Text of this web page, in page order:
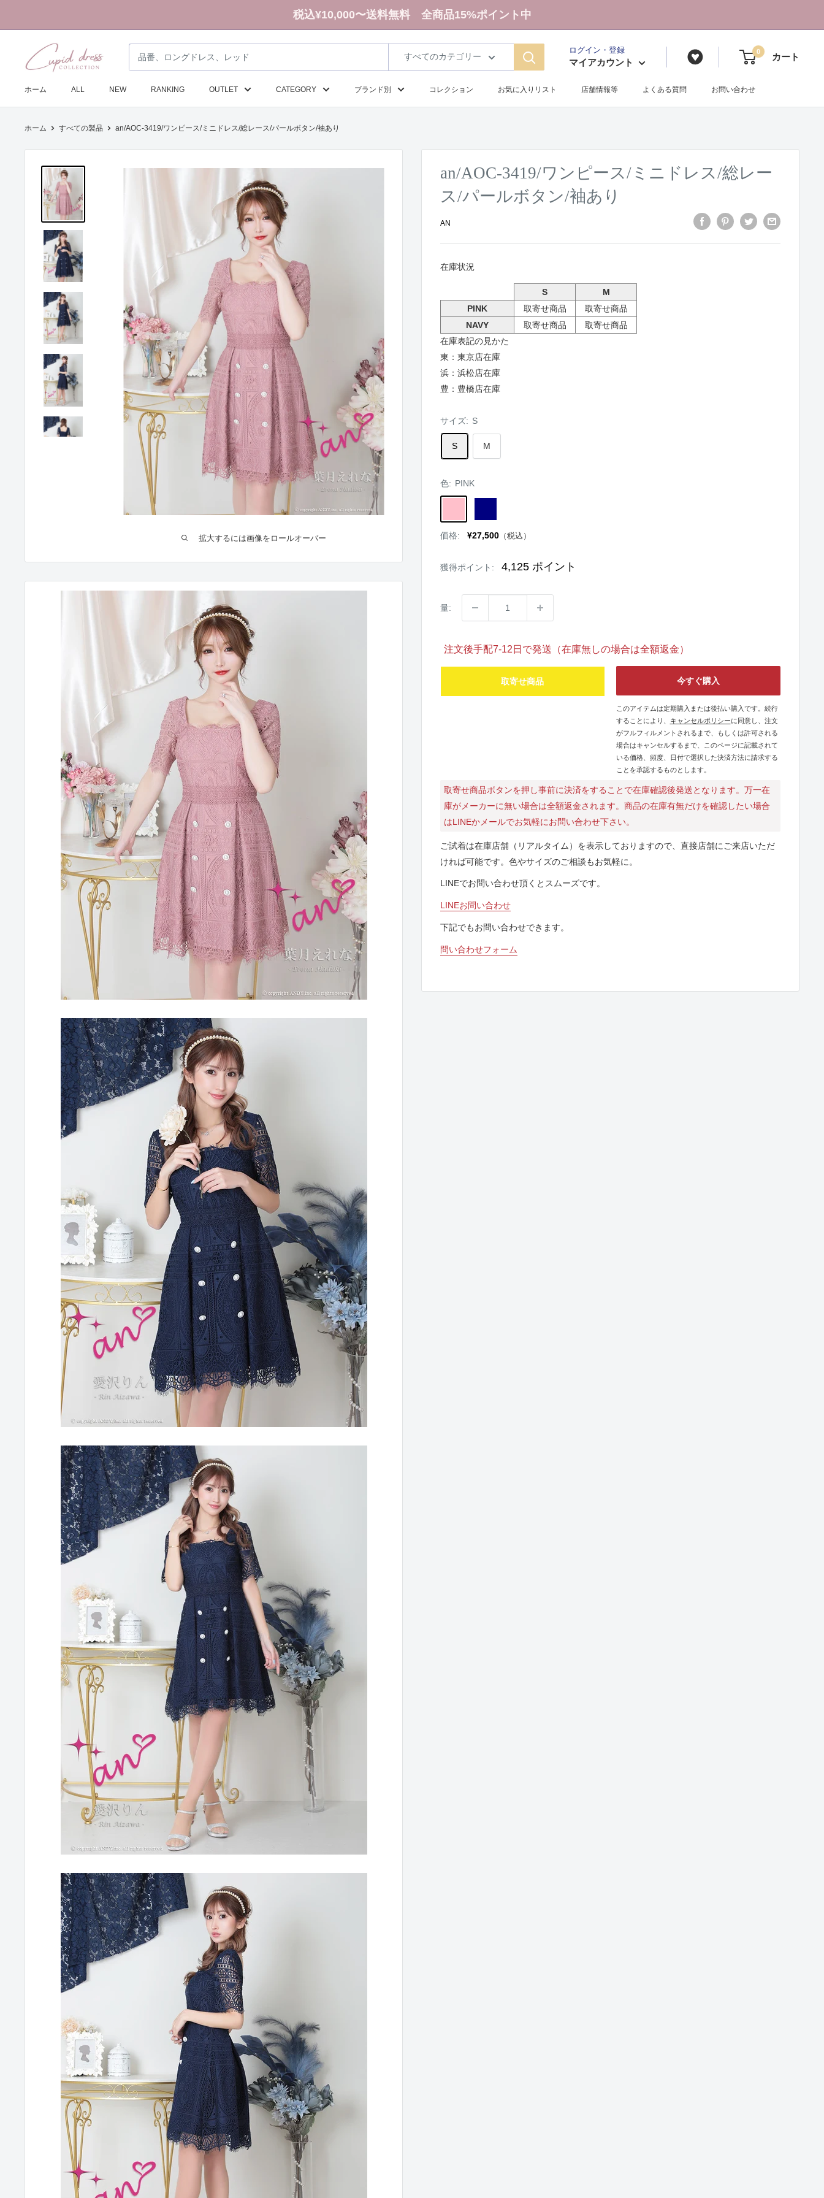
税込¥10,000〜送料無料 全商品15%ポイント中
ピ
ス
すべてのカテゴリー
ログイン・登録
マイアカウント
0 カート
ホーム ALL NEW RANKING OUTLET CATEGORY ブランド別 コレクション お気に入りリスト 店舗情報等 よくある質問 お問い合わせ
ホーム すべての製品 an/AOC-3419/ワンピース/ミニドレス/総レース/パールボタン/袖あり
拡大するには画像をロールオーバー
an/AOC-3419/ワンピース/ミニドレス/総レー
ス/パールボタン/袖あり
AN
在庫状況
S
M
PINK
取寄せ商品
取寄せ商品
NAVY
取寄せ商品
取寄せ商品
在庫表記の見かた
東：東京店在庫
浜：浜松店在庫
豊：豊橋店在庫
サイズ: S
S M
色: PINK
価格:
販
¥27,500 （税込）
獲得ポイント: 4,125 ポイント
量:
注文後手配7-12日で発送（在庫無しの場合は全額返金）
取寄せ商品 今すぐ購入
このアイテムは定期購入または後払い購入です。続行
することにより、
キャンセルポリシーに同意し、注文
がフルフィルメントされるまで、もしくは許可される
場合はキャンセルするまで、このページに記載されて
いる価格、頻度、日付で選択した決済方法に請求する
ことを承認するものとします。
取寄せ商品ボタンを押し事前に決済をすることで在庫確認後発送となります。万一在
庫がメーカーに無い場合は全額返金されます。商品の在庫有無だけを確認したい場合
はLINEかメールでお気軽にお問い合わせ下さい。
ご試着は在庫店舗（リアルタイム）を表示しておりますので、直接店舗にご来店いただ
ければ可能です。色やサイズのご相談もお気軽に。
LINEでお問い合わせ頂くとスムーズです。
LINEお問い合わせ
下記でもお問い合わせできます。
問い合わせフォーム